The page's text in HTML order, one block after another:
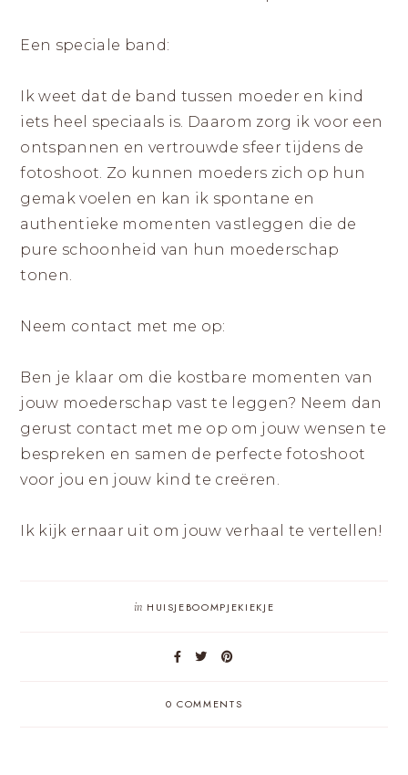
Een speciale band:
Ik weet dat de band tussen moeder en kind
iets heel speciaals is. Daarom zorg ik voor een
ontspannen en vertrouwde sfeer tijdens de
fotoshoot. Zo kunnen moeders zich op hun
gemak voelen en kan ik spontane en
authentieke momenten vastleggen die de
pure schoonheid van hun moederschap
tonen.
Neem contact met me op:
Ben je klaar om die kostbare momenten van
jouw moederschap vast te leggen? Neem dan
gerust contact met me op om jouw wensen te
bespreken en samen de perfecte fotoshoot
voor jou en jouw kind te creëren.
Ik kijk ernaar uit om jouw verhaal te vertellen!
in HUISJEBOOMPJEKIEKJE
0 COMMENTS